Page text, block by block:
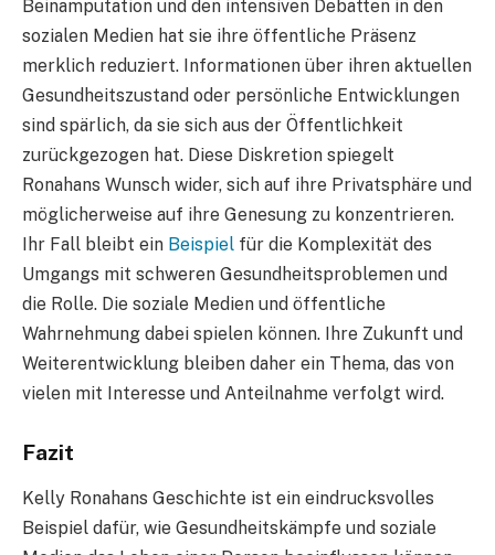
Beinamputation und den intensiven Debatten in den
sozialen Medien hat sie ihre öffentliche Präsenz
merklich reduziert. Informationen über ihren aktuellen
Gesundheitszustand oder persönliche Entwicklungen
sind spärlich, da sie sich aus der Öffentlichkeit
zurückgezogen hat. Diese Diskretion spiegelt
Ronahans Wunsch wider, sich auf ihre Privatsphäre und
möglicherweise auf ihre Genesung zu konzentrieren.
Ihr Fall bleibt ein Beispiel für die Komplexität des
Umgangs mit schweren Gesundheitsproblemen und
die Rolle. Die soziale Medien und öffentliche
Wahrnehmung dabei spielen können. Ihre Zukunft und
Weiterentwicklung bleiben daher ein Thema, das von
vielen mit Interesse und Anteilnahme verfolgt wird.
Fazit
Kelly Ronahans Geschichte ist ein eindrucksvolles
Beispiel dafür, wie Gesundheitskämpfe und soziale